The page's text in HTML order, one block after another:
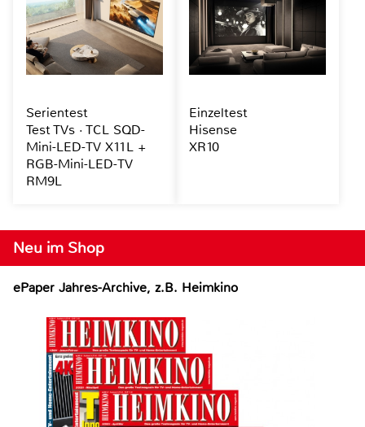
Neu im Shop
ePaper Jahres-Archive, z.B. Heimkino
Serientest
Test TVs · TCL SQD-
Mini-LED-TV X11L +
RGB-Mini-LED-TV
RM9L
Einzeltest
Hisense
XR10